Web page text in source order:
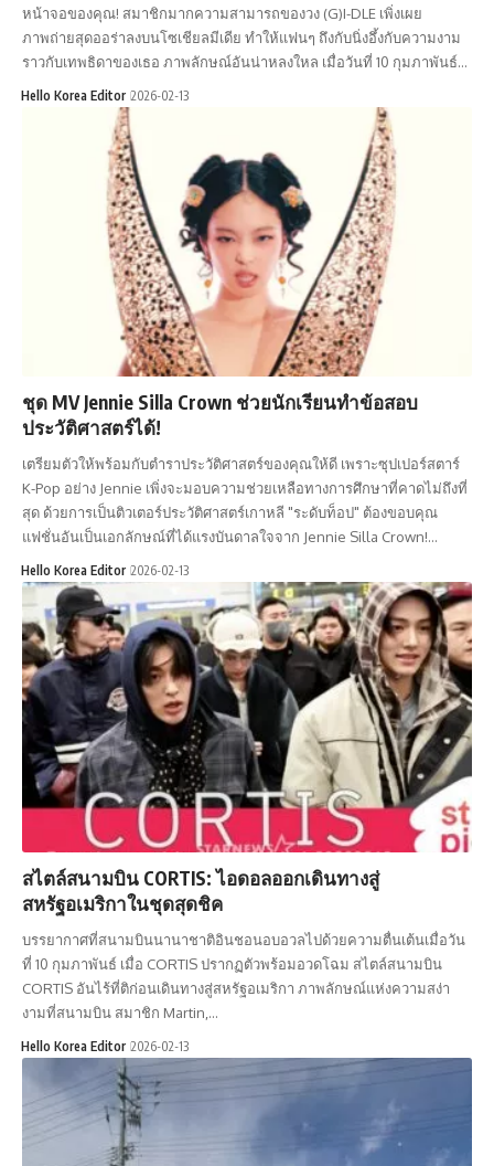
หน้าจอของคุณ! สมาชิกมากความสามารถของวง (G)I-DLE เพิ่งเผย
ภาพถ่ายสุดออร่าลงบนโซเชียลมีเดีย ทำให้แฟนๆ ถึงกับนิ่งอึ้งกับความงาม
ราวกับเทพธิดาของเธอ ภาพลักษณ์อันน่าหลงใหล เมื่อวันที่ 10 กุมภาพันธ์…
Hello Korea Editor 2026-02-13
ชุด MV Jennie Silla Crown ช่วยนักเรียนทำข้อสอบ
ประวัติศาสตร์ได้!
เตรียมตัวให้พร้อมกับตำราประวัติศาสตร์ของคุณให้ดี เพราะซุปเปอร์สตาร์
K-Pop อย่าง Jennie เพิ่งจะมอบความช่วยเหลือทางการศึกษาที่คาดไม่ถึงที่
สุด ด้วยการเป็นติวเตอร์ประวัติศาสตร์เกาหลี "ระดับท็อป" ต้องขอบคุณ
แฟชั่นอันเป็นเอกลักษณ์ที่ได้แรงบันดาลใจจาก Jennie Silla Crown!…
Hello Korea Editor 2026-02-13
สไตล์สนามบิน CORTIS: ไอดอลออกเดินทางสู่
สหรัฐอเมริกาในชุดสุดชิค
บรรยากาศที่สนามบินนานาชาติอินชอนอบอวลไปด้วยความตื่นเต้นเมื่อวัน
ที่ 10 กุมภาพันธ์ เมื่อ CORTIS ปรากฏตัวพร้อมอวดโฉม สไตล์สนามบิน
CORTIS อันไร้ที่ติก่อนเดินทางสู่สหรัฐอเมริกา ภาพลักษณ์แห่งความสง่า
งามที่สนามบิน สมาชิก Martin,…
Hello Korea Editor 2026-02-13